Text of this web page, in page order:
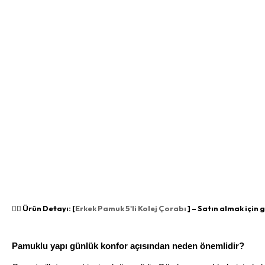
👉🏻 Ürün Detayı: [Erkek Pamuk 5'li Kolej Çorabı] – Satın almak için
Pamuklu yapı günlük konfor açısından neden önemlidir?